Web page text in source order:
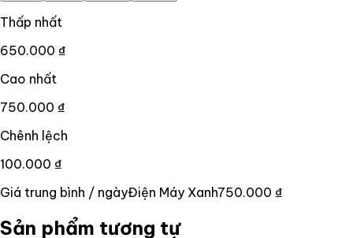
Thấp nhất
650.000 ₫
Cao nhất
750.000 ₫
Chênh lệch
100.000 ₫
Giá trung bình / ngàyĐiện Máy Xanh750.000 ₫
Sản phẩm tương tự